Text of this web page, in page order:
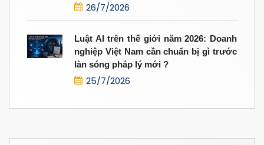
26/7/2026
Luật AI trên thế giới năm 2026: Doanh
nghiệp Việt Nam cần chuẩn bị gì trước
làn sóng pháp lý mới ?
25/7/2026